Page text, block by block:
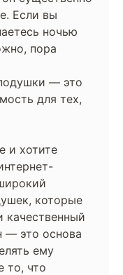
Если вы
ночью
пора
— это
для тех,
и хотите
которые
качественный
— это основа
ему
то, что